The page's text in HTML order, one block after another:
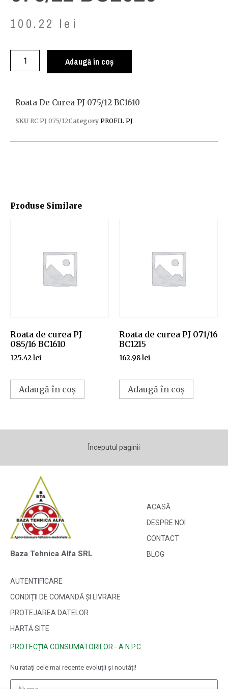
100.22 lei
Adaugă în coș
Produse Similare
Roata de curea PJ
085/16 BC1610
125.42lei
Adaugă în coș
Roata de curea PJ 071/16
BC1215
162.98lei
Adaugă în coș
Roata De Curea PJ 075/12 BC1610
SKU RC PJ 075/12Category PROFIL PJ
Începutul paginii
Baza Tehnica Alfa SRL
ACASĂ
DESPRE NOI
CONTACT
BLOG
AUTENTIFICARE
CONDIȚII DE COMANDĂ ȘI LIVRARE
PROTEJAREA DATELOR
HARTĂ SITE
PROTECȚIA CONSUMATORILOR - A.N.P.C.
Nu ratați cele mai recente evoluții și noutăți!